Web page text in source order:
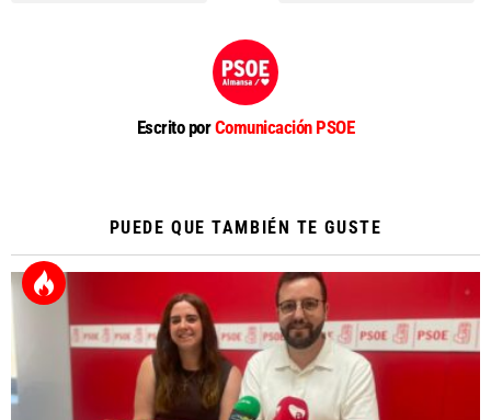
Escrito porComunicación PSOE
PUEDE QUE TAMBIÉN TE GUSTE